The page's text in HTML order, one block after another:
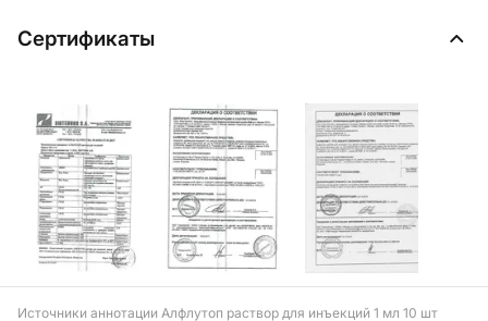
Сертификаты
Источники аннотации Алфлутоп раствор для инъекций 1 мл 10 шт